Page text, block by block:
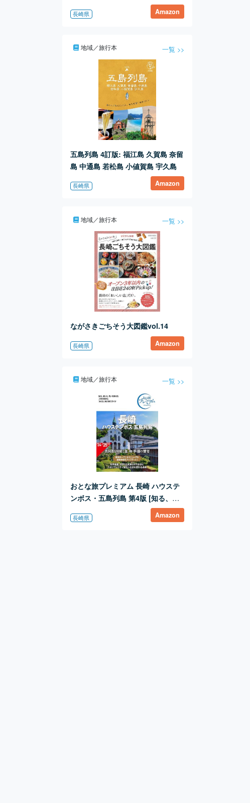
長崎県 Amazon
地域／旅行本 一覧 >>
五島列島 4訂版: 福江島 久賀島 奈留
島 中通島 若松島 小値賀島 宇久島
長崎県 Amazon
地域／旅行本 一覧 >>
ながさきごちそう大図鑑vol.14
長崎県 Amazon
地域／旅行本 一覧 >>
おとな旅プレミアム 長崎 ハウステ
ンボス・五島列島 第4版 [知る、感
じる、思いを馳せる 上質を極める
「おとな」向け旅行ガイド](TAC出
長崎県 Amazon